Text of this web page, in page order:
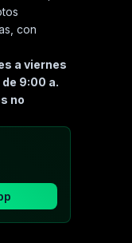
con
a viernes
9:00 a.
no